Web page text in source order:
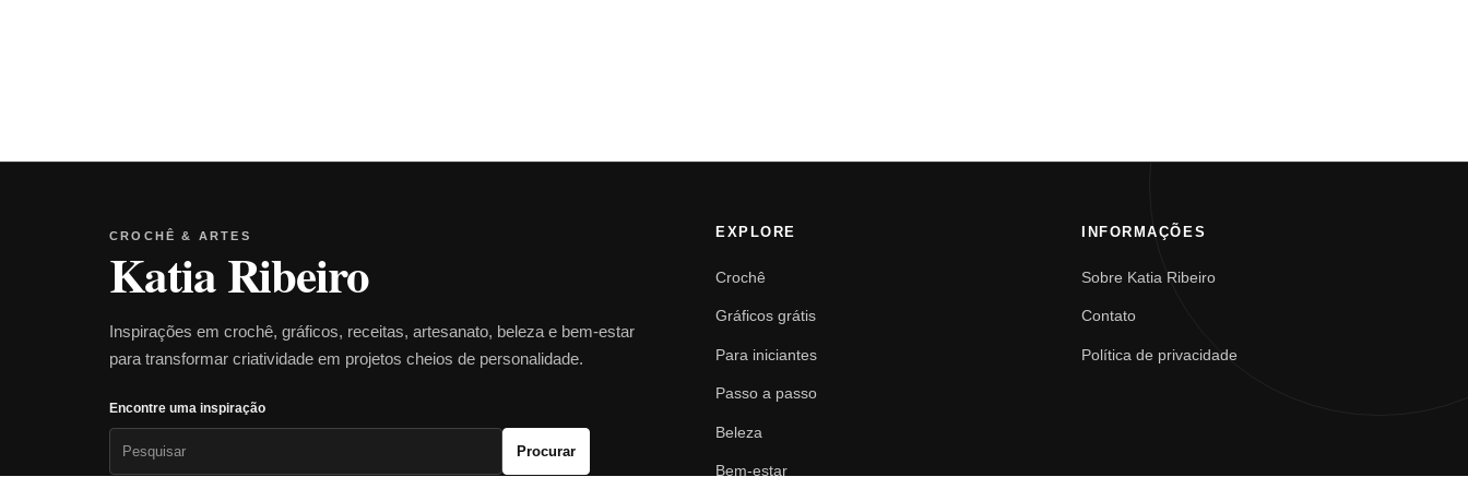
CROCHÊ & ARTES
Katia Ribeiro
Inspirações em crochê, gráficos, receitas, artesanato, beleza e bem-estar
para transformar criatividade em projetos cheios de personalidade.
Encontre uma inspiração
Procurar
EXPLORE
Crochê
Gráficos grátis
Para iniciantes
Passo a passo
Beleza
Bem-estar
INFORMAÇÕES
Sobre Katia Ribeiro
Contato
Política de privacidade